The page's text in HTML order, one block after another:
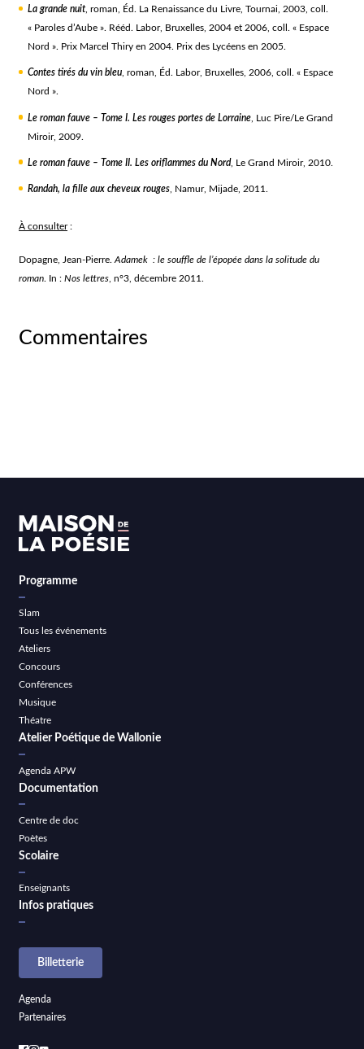
La grande nuit, roman, Éd. La Renaissance du Livre, Tournai, 2003, coll.
« Paroles d’Aube ». Rééd. Labor, Bruxelles, 2004 et 2006, coll. « Espace
Nord ». Prix Marcel Thiry en 2004. Prix des Lycéens en 2005.
Contes tirés du vin bleu, roman, Éd. Labor, Bruxelles, 2006, coll. « Espace
Nord ».
Le roman fauve – Tome I. Les rouges portes de Lorraine, Luc Pire/Le Grand
Miroir, 2009.
Le roman fauve – Tome II. Les oriflammes du Nord, Le Grand Miroir, 2010.
Randah, la fille aux cheveux rouges, Namur, Mijade, 2011.
À consulter:
Dopagne, Jean-Pierre. Adamek : le souffle de l’épopée dans la solitude du
roman. In :Nos lettres, n°3, décembre 2011.
Commentaires
Programme
Slam
Tous les événements
Ateliers
Concours
Conférences
Musique
Théatre
Atelier Poétique de Wallonie
Agenda APW
Documentation
Centre de doc
Poètes
Scolaire
Enseignants
Infos pratiques
Billetterie
Agenda
Partenaires